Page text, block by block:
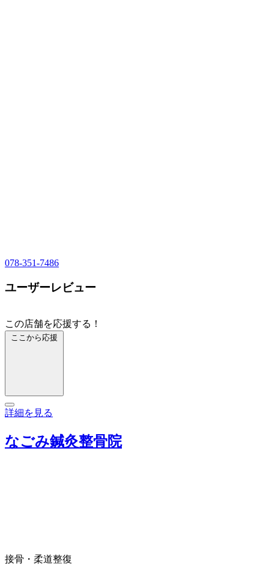
078-351-7486
ユーザーレビュー
この店舗を応援する！
ここから応援
詳細を見る
なごみ鍼灸整骨院
接骨・柔道整復